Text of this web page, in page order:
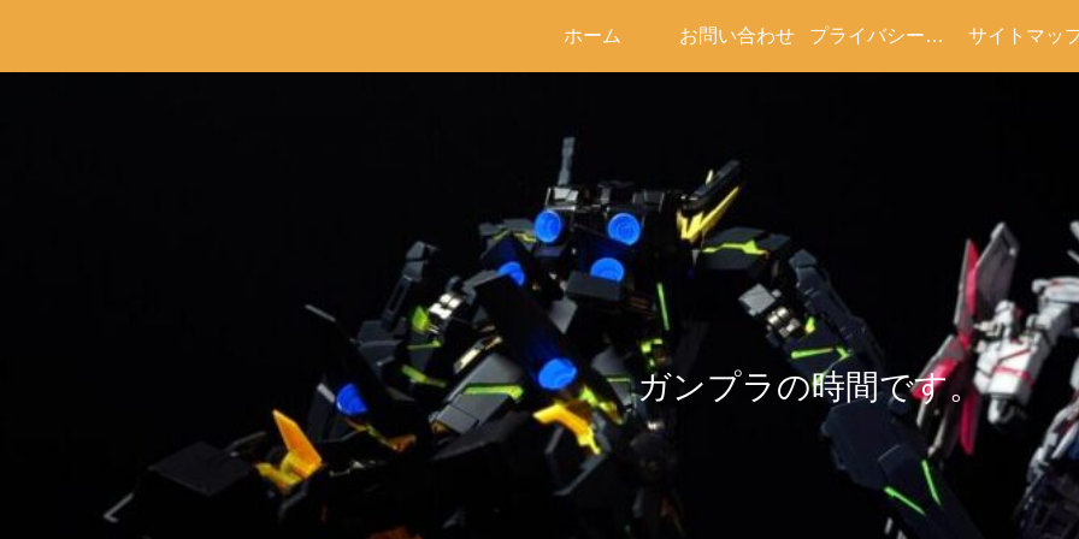
ガンプラの時間です。
ホーム お問い合わせ プライバシーポリシー サイトマッ